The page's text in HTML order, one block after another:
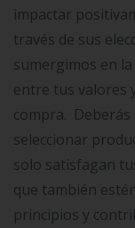
impactar
través de sus
sumergimos en
entre tus valores
compra. Deberás
seleccionar
solo satisfagan
que también
principios y